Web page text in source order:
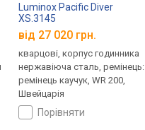
Luminox Pacific Diver
XS.3145
від 27 020 грн.
кварцові, корпус годинника
нержавіюча сталь, ремінець:
ремінець каучук, WR 200,
Швейцарія
порівняти